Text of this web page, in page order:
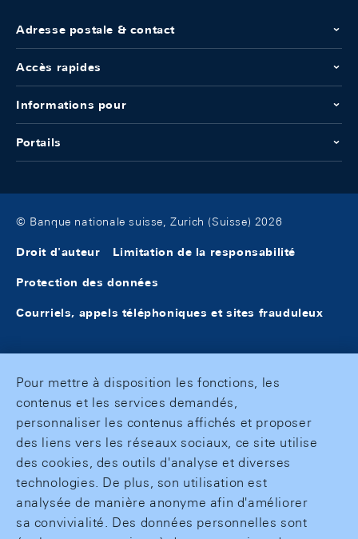
Adresse postale & contact
Accès rapides
Informations pour
Portails
© Banque nationale suisse, Zurich (Suisse) 2026
Droit d'auteur Limitation de la responsabilité
Protection des données
Courriels, appels téléphoniques et sites frauduleux
Pour mettre à disposition les fonctions, les
contenus et les services demandés,
personnaliser les contenus affichés et proposer
des liens vers les réseaux sociaux, ce site utilise
des cookies, des outils d'analyse et diverses
technologies. De plus, son utilisation est
analysée de manière anonyme afin d'améliorer
sa convivialité. Des données personnelles sont